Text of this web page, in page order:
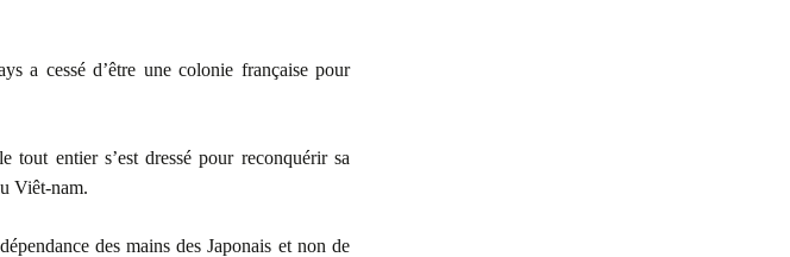
a cessé d’être une colonie française pour
tout entier s’est dressé pour reconquérir sa
Viêt-nam.
des mains des Japonais et non de